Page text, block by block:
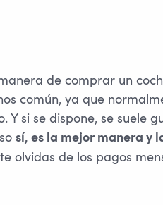
de comprar un
común, ya que
si se dispone, se suele
sí, es la mejor manera y
olvidas de los pagos